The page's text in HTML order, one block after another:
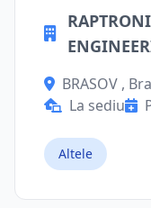
BRASOV ,
La sediu
Altele